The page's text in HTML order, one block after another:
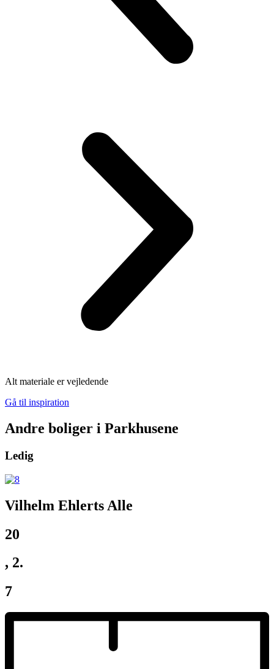
Alt materiale er vejledende
Gå til inspiration
Andre boliger i Parkhusene
Ledig
Vilhelm Ehlerts Alle
20
, 2.
7